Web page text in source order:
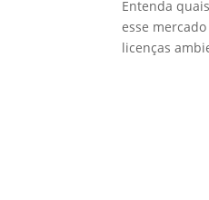
Entenda
esse
licenças